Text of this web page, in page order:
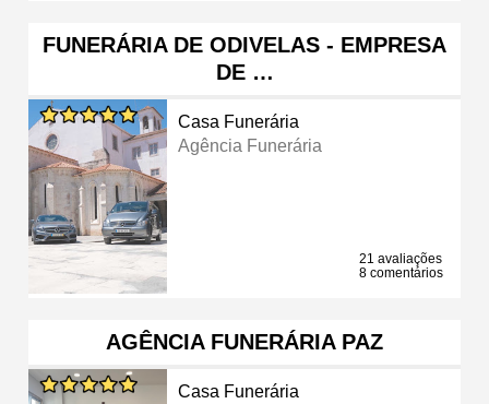
FUNERÁRIA DE ODIVELAS - EMPRESA
DE …
Casa Funerária
Agência Funerária
21 avaliações
8 comentários
AGÊNCIA FUNERÁRIA PAZ
Casa Funerária